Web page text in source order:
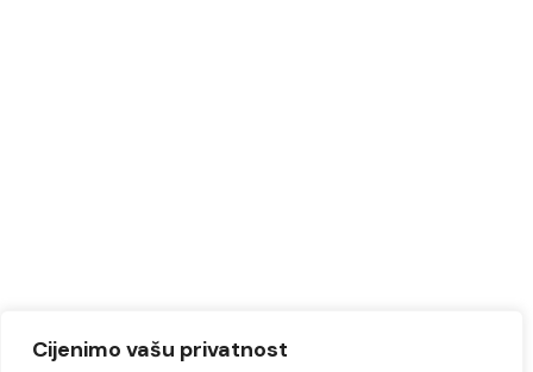
Cijenimo vašu privatnost